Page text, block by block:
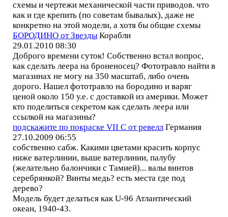
схемы и чертежи механической части приводов. что
как и где крепить (по советам бывалых), даже не
конкретно на этой модели, а хотя бы общие схемы
БОРОДИНО от Звезды Корабли
29.01.2010 08:30
Доброго времени суток! Собственно встал вопрос,
как сделать леера на броненосец? Фототравло найти в
магазинах не могу на 350 масштаб, либо очень
дорого. Нашел фототравло на бородино и варяг
ценой около 150 у.е. с доставкой из америки. Может
кто поделиться секретом как сделать леера или
ссылкой на магазины?
подскажите по покраске VII С от ревелл Германия
27.10.2009 06:55
собственно сабж. Какими цветами красить корпус
ниже ватерлинии, выше ватерлинии, палубу
(желательно балончики с Тамией)... валы винтов
серебрянкой? Винты медь? есть места где под
дерево?
Модель будет делаться как U-96 Атлантический
океан, 1940-43.